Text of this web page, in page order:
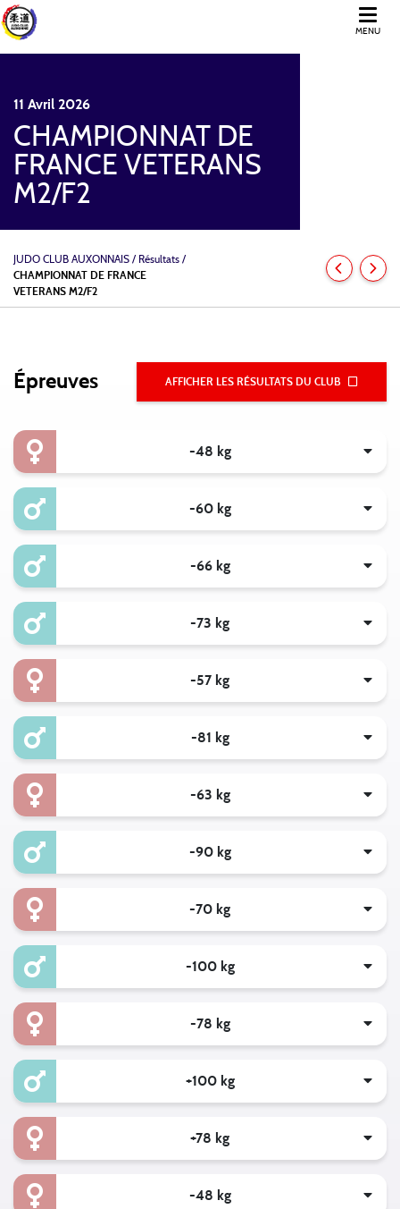
MENU
11 Avril 2026
CHAMPIONNAT DE
FRANCE VETERANS
M2/F2
JUDO CLUB AUXONNAIS / Résultats /
CHAMPIONNAT DE FRANCE
VETERANS M2/F2
Épreuves AFFICHER LES RÉSULTATS DU CLUB
-48 kg
-60 kg
-66 kg
-73 kg
-57 kg
-81 kg
-63 kg
-90 kg
-70 kg
-100 kg
-78 kg
+100 kg
+78 kg
-48 kg